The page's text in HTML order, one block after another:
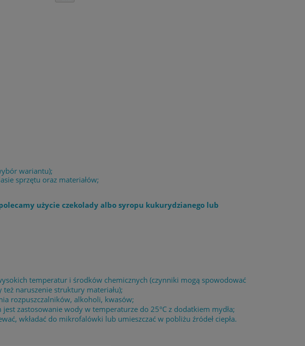
wariantu);
sprzętu oraz materiałów;
użycie czekolady albo syropu kukurydzianego lub
temperatur i środków chemicznych (czynniki mogą spowodować
też naruszenie struktury materiału);
rozpuszczalników, alkoholi, kwasów;
zastosowanie wody w temperaturze do 25°C z dodatkiem mydła;
wkładać do mikrofalówki lub umieszczać w pobliżu źródeł ciepła.